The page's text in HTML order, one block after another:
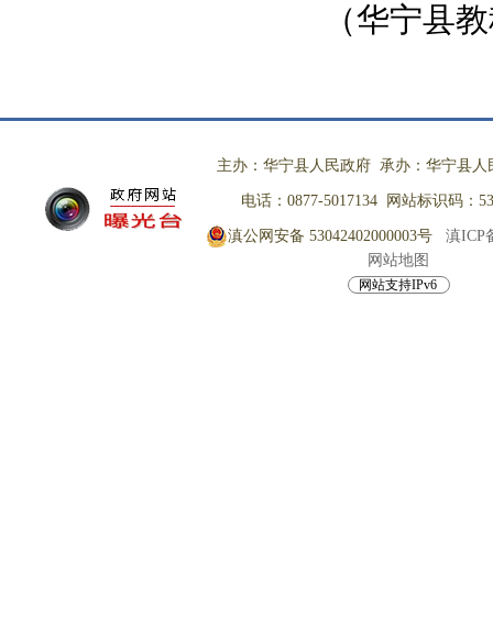
（华宁县
主办：华宁县人民政府 承办：华宁县人
电话：0877-5017134 网站标识码：
滇公网安备 53042402000003号
滇ICP
网站地图
网站支持IPv6